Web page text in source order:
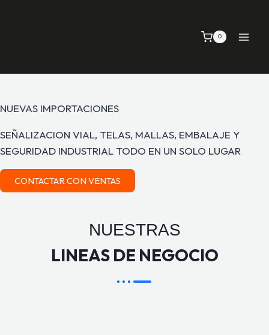
0
NUEVAS IMPORTACIONES
SEÑALIZACION VIAL, TELAS, MALLAS, EMBALAJE Y
SEGURIDAD INDUSTRIAL TODO EN UN SOLO LUGAR
CONTACTAR CON VENTAS
NUESTRAS
LINEAS DE NEGOCIO